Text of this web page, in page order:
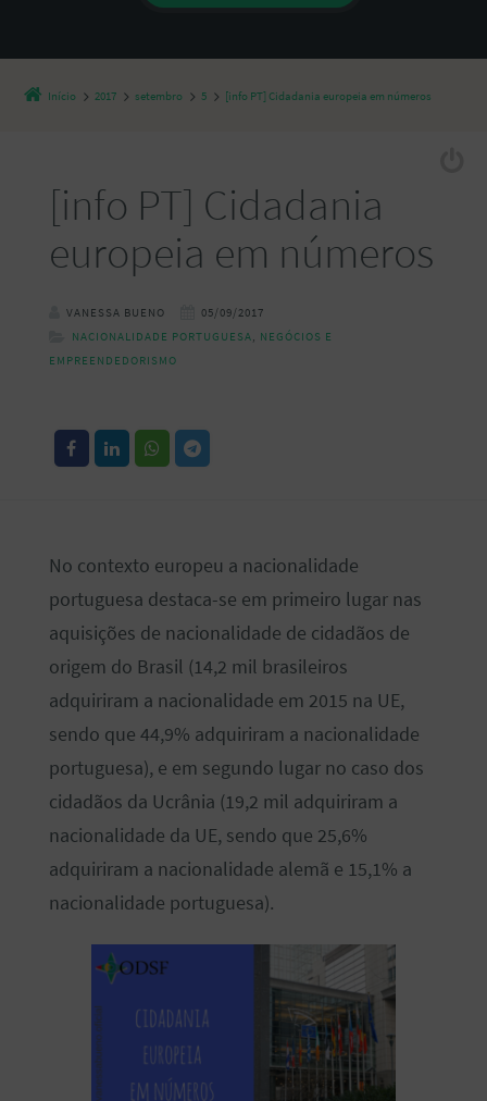
Início 2017 setembro 5 [info PT] Cidadania europeia em números
[info PT] Cidadania
europeia em números
VANESSA BUENO
05/09/2017
NACIONALIDADE PORTUGUESA, NEGÓCIOS E
EMPREENDEDORISMO
No contexto europeu a nacionalidade
portuguesa destaca-se em primeiro lugar nas
aquisições de nacionalidade de cidadãos de
origem do Brasil (14,2 mil brasileiros
adquiriram a nacionalidade em 2015 na UE,
sendo que 44,9% adquiriram a nacionalidade
portuguesa), e em segundo lugar no caso dos
cidadãos da Ucrânia (19,2 mil adquiriram a
nacionalidade da UE, sendo que 25,6%
adquiriram a nacionalidade alemã e 15,1% a
nacionalidade portuguesa).